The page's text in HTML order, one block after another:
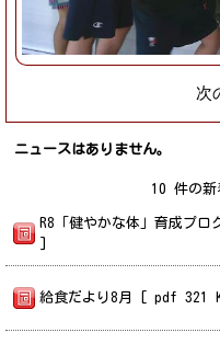
次
ニュースはありません。
10 件の新
R8「健やかな体」育成プ
給食だより8月 [ pdf 321